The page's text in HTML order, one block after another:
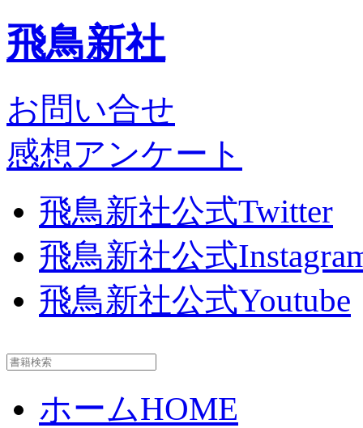
飛鳥新社
お問い合せ
感想アンケート
飛鳥新社公式Twitter
飛鳥新社公式
飛鳥新社公式Youtube
ホームHOME